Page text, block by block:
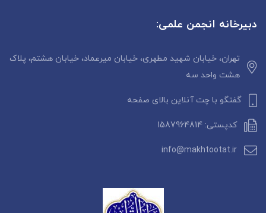
دبیرخانه انجمن علمی:
تهران، خیابان شهید مطهری، خیابان میرعماد، خیابان هشتم، پلاک
هشت واحد سه
گفتگو با چت آنلاین بالای صفحه
کدپستی: 1587964814
info@makhtootat.ir